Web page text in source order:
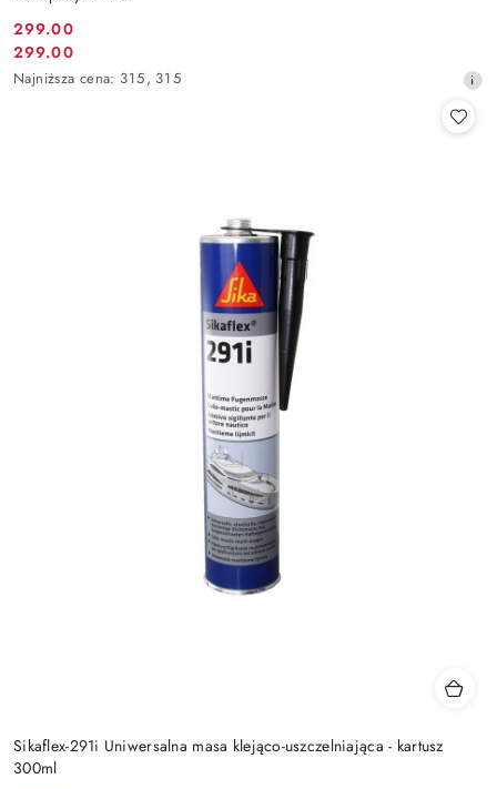
Cena
promocyjna:
299.00
Cena
promocyjna:
299.00
Najniższa
Najniższa cena: 315, 315
Sikaflex-291i Uniwersalna masa klejąco-uszczelniająca - kartusz
300ml